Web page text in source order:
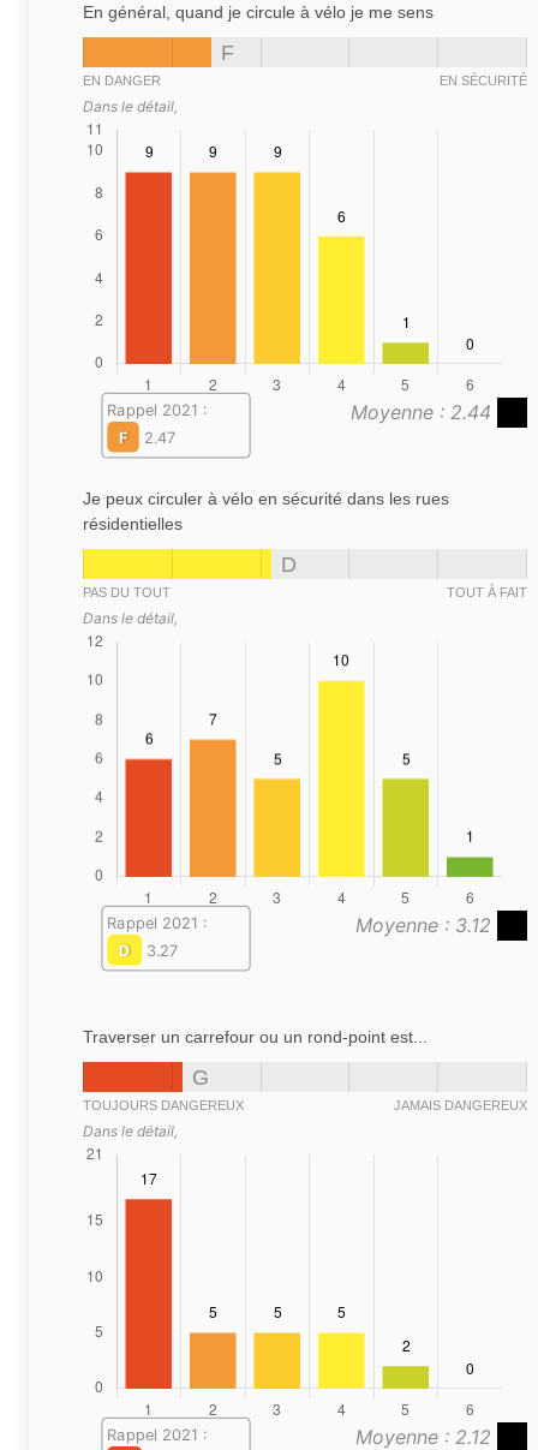
En général, quand je circule à vélo je me sens
F
EN DANGER EN SÉCURITÉ
Dans le détail,
Moyenne : 2.44
Rappel 2021 :
F
2.47
Je peux circuler à vélo en sécurité dans les rues
résidentielles
D
PAS DU TOUT TOUT À FAIT
Dans le détail,
Moyenne : 3.12
Rappel 2021 :
D
3.27
Traverser un carrefour ou un rond-point est...
G
TOUJOURS DANGEREUX JAMAIS DANGEREUX
Dans le détail,
Moyenne : 2.12
Rappel 2021 :